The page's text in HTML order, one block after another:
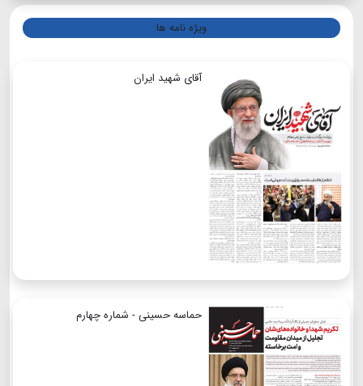
ویژه نامه ها
آقای شهید ایران
حماسه حسینی - شماره چهارم